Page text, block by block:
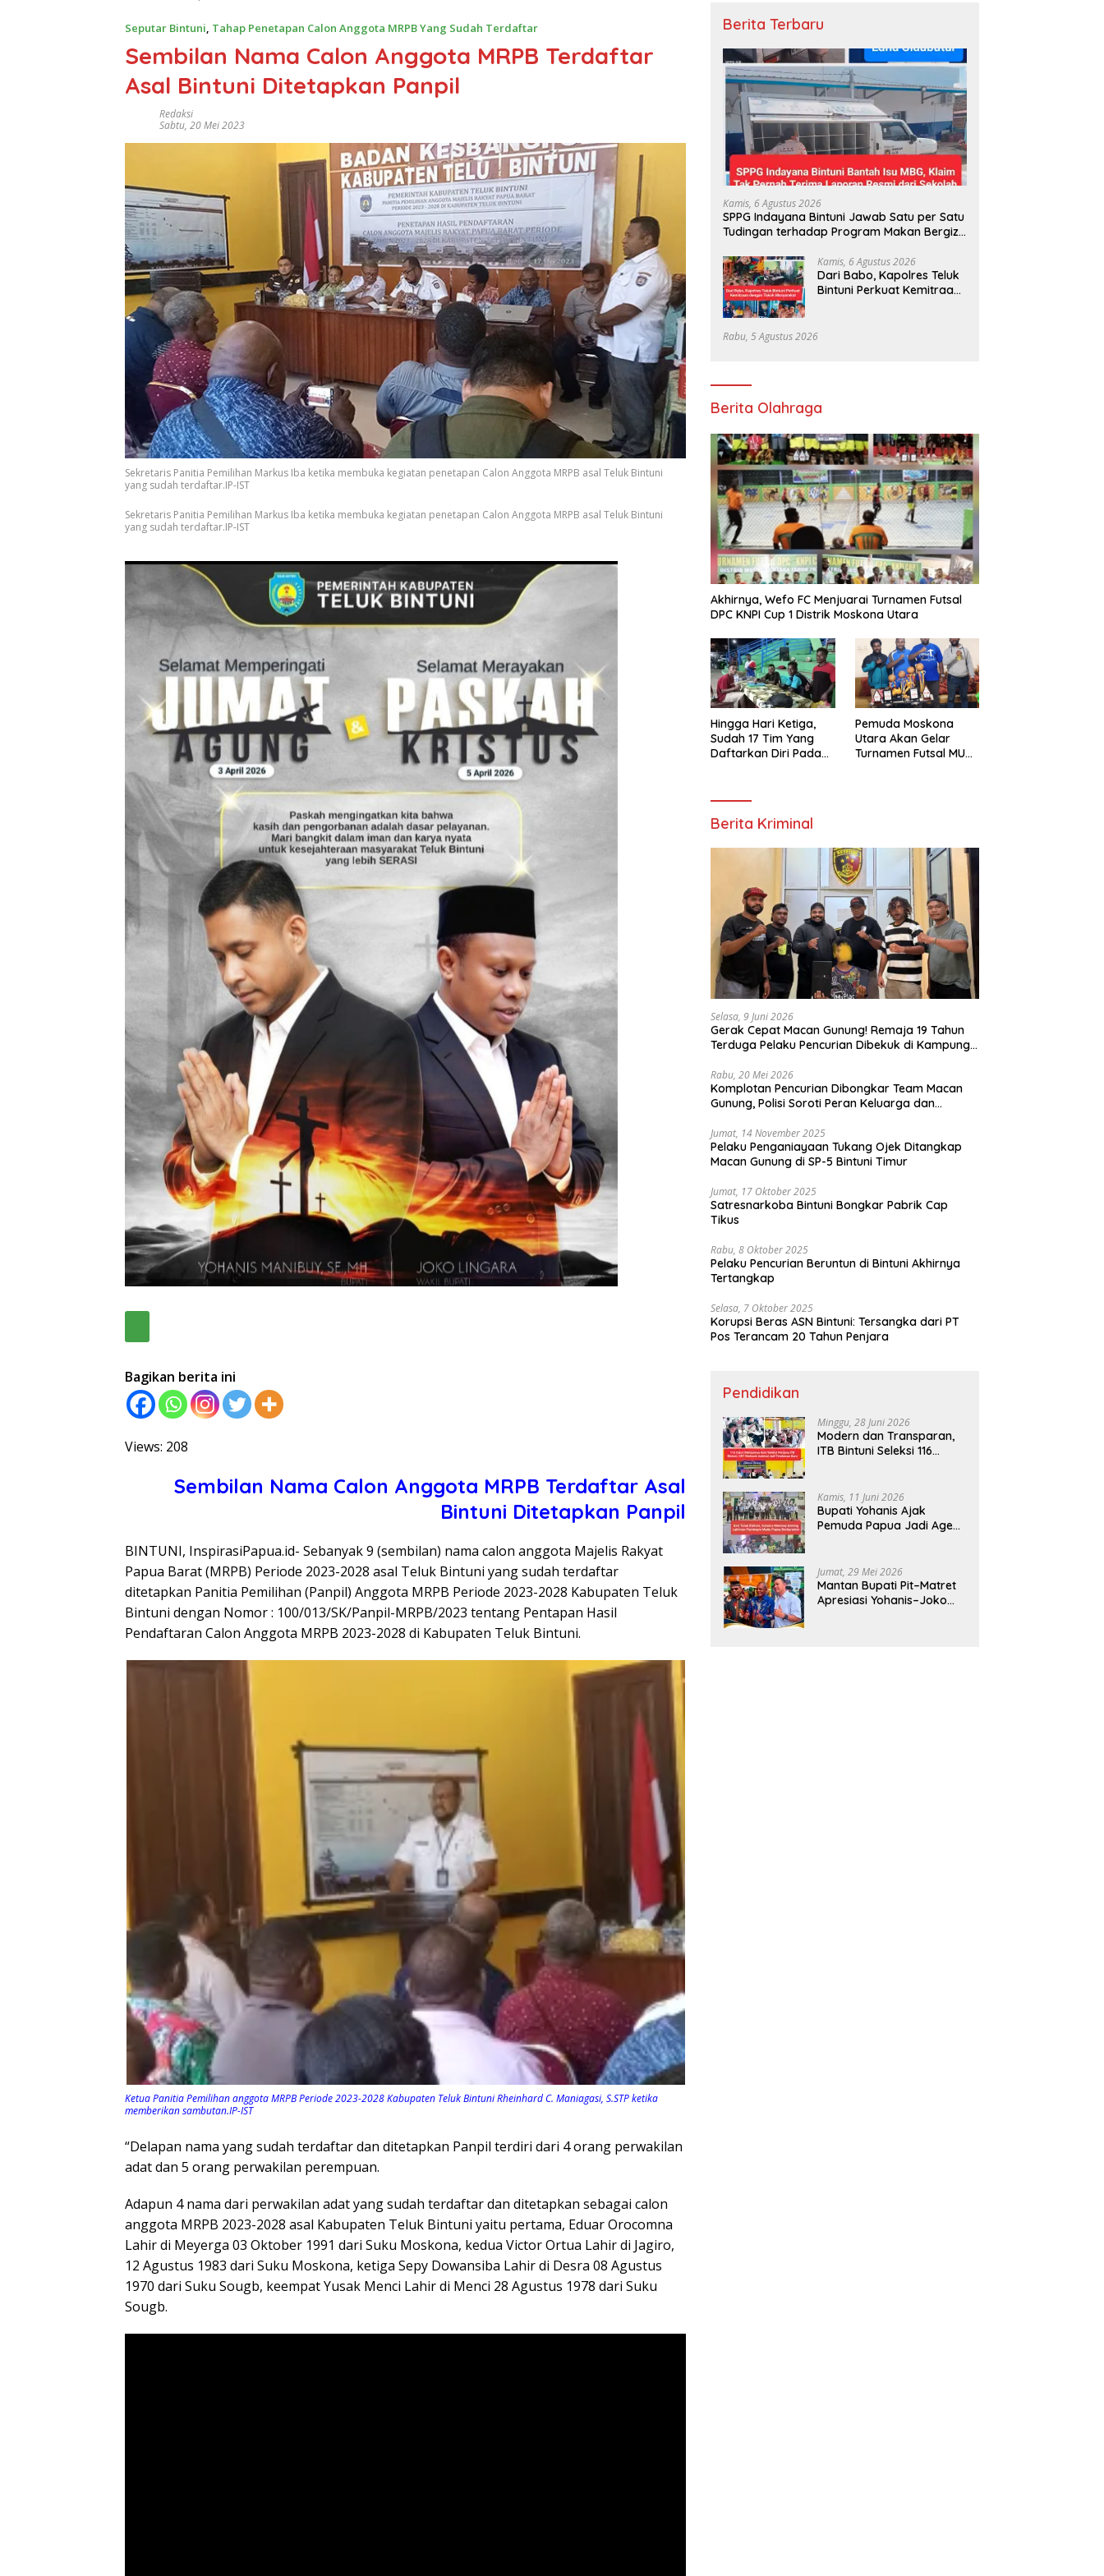
Seputar Bintuni, Tahap Penetapan Calon Anggota MRPB Yang Sudah Terdaftar
Sembilan Nama Calon Anggota MRPB Terdaftar
Asal Bintuni Ditetapkan Panpil
Redaksi
Sabtu, 20 Mei 2023
Sekretaris Panitia Pemilihan Markus Iba ketika membuka kegiatan penetapan Calon Anggota MRPB asal Teluk Bintuni
yang sudah terdaftar.IP-IST
Sekretaris Panitia Pemilihan Markus Iba ketika membuka kegiatan penetapan Calon Anggota MRPB asal Teluk Bintuni
yang sudah terdaftar.IP-IST
Bagikan berita ini
Views: 208
Sembilan Nama Calon Anggota MRPB Terdaftar Asal
Bintuni Ditetapkan Panpil
BINTUNI, InspirasiPapua.id- Sebanyak 9 (sembilan) nama calon anggota Majelis Rakyat
Papua Barat (MRPB) Periode 2023-2028 asal Teluk Bintuni yang sudah terdaftar
ditetapkan Panitia Pemilihan (Panpil) Anggota MRPB Periode 2023-2028 Kabupaten Teluk
Bintuni dengan Nomor : 100/013/SK/Panpil-MRPB/2023 tentang Pentapan Hasil
Pendaftaran Calon Anggota MRPB 2023-2028 di Kabupaten Teluk Bintuni.
Ketua Panitia Pemilihan anggota MRPB Periode 2023-2028 Kabupaten Teluk Bintuni Rheinhard C. Maniagasi, S.STP ketika
memberikan sambutan.IP-IST
“Delapan nama yang sudah terdaftar dan ditetapkan Panpil terdiri dari 4 orang perwakilan
adat dan 5 orang perwakilan perempuan.
Adapun 4 nama dari perwakilan adat yang sudah terdaftar dan ditetapkan sebagai calon
anggota MRPB 2023-2028 asal Kabupaten Teluk Bintuni yaitu pertama, Eduar Orocomna
Lahir di Meyerga 03 Oktober 1991 dari Suku Moskona, kedua Victor Ortua Lahir di Jagiro,
12 Agustus 1983 dari Suku Moskona, ketiga Sepy Dowansiba Lahir di Desra 08 Agustus
1970 dari Suku Sougb, keempat Yusak Menci Lahir di Menci 28 Agustus 1978 dari Suku
Sougb.
Berita Terbaru
Kamis, 6 Agustus 2026
SPPG Indayana Bintuni Jawab Satu per Satu
Tudingan terhadap Program Makan Bergizi
Kamis, 6 Agustus 2026
Dari Babo, Kapolres Teluk
Bintuni Perkuat Kemitraan
Rabu, 5 Agustus 2026
Berita Olahraga
Akhirnya, Wefo FC Menjuarai Turnamen Futsal
DPC KNPI Cup 1 Distrik Moskona Utara
Hingga Hari Ketiga,
Sudah 17 Tim Yang
Daftarkan Diri Pada
Teluk Bintuni
Pemuda Moskona
Utara Akan Gelar
Turnamen Futsal MU
Berita Kriminal
Selasa, 9 Juni 2026
Gerak Cepat Macan Gunung! Remaja 19 Tahun
Terduga Pelaku Pencurian Dibekuk di Kampung
Rabu, 20 Mei 2026
Komplotan Pencurian Dibongkar Team Macan
Gunung, Polisi Soroti Peran Keluarga dan
Jumat, 14 November 2025
Pelaku Penganiayaan Tukang Ojek Ditangkap
Macan Gunung di SP-5 Bintuni Timur
Jumat, 17 Oktober 2025
Satresnarkoba Bintuni Bongkar Pabrik Cap
Tikus
Rabu, 8 Oktober 2025
Pelaku Pencurian Beruntun di Bintuni Akhirnya
Tertangkap
Selasa, 7 Oktober 2025
Korupsi Beras ASN Bintuni: Tersangka dari PT
Pos Terancam 20 Tahun Penjara
Pendidikan
Minggu, 28 Juni 2026
Modern dan Transparan,
ITB Bintuni Seleksi 116
Kamis, 11 Juni 2026
Bupati Yohanis Ajak
Pemuda Papua Jadi Agen
Jumat, 29 Mei 2026
Mantan Bupati Pit–Matret
Apresiasi Yohanis–Joko